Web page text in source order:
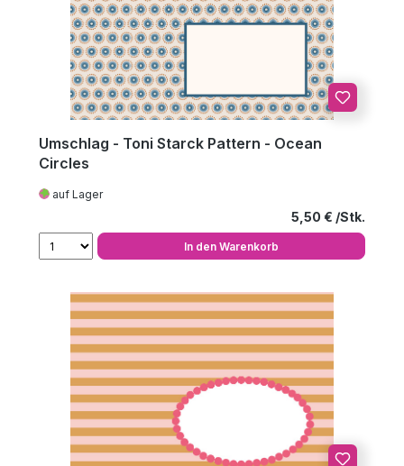
Umschlag - Toni Starck Pattern - Ocean
Circles
auf Lager
Regulärer
5,50 €
In den Warenkorb